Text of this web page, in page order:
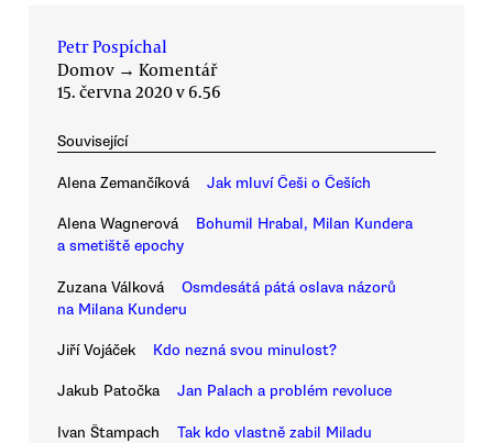
Petr Pospíchal
Domov → Komentář
15. června 2020 v 6.56
Související
Alena Zemančíková Jak mluví Češi o Češích
Alena Wagnerová
Bohumil Hrabal, Milan Kundera
a smetiště epochy
Zuzana Válková
Osmdesátá pátá oslava názorů
na Milana Kunderu
Jiří Vojáček Kdo nezná svou minulost?
Jakub Patočka Jan Palach a problém revoluce
Ivan Štampach
Tak kdo vlastně zabil Miladu